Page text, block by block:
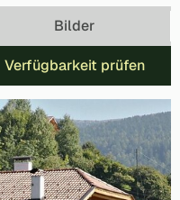
Bilder
Verfügbarkeit prüfen